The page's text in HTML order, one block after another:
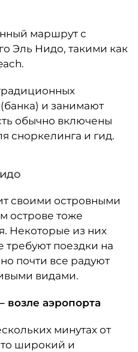
маршрут с
Эль Нидо, такими как
и занимают
обычно включены
сноркелинга и гид.
своими островными
острове тоже
Некоторые из них
требуют поездки на
почти все радуют
видами.
возле аэропорта
минутах от
широкий и